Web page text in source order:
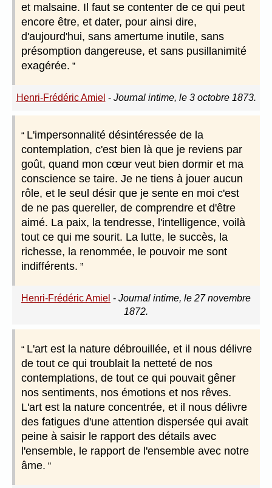
et malsaine. Il faut se contenter de ce qui peut
encore être, et dater, pour ainsi dire,
d'aujourd'hui, sans amertume inutile, sans
présomption dangereuse, et sans pusillanimité
exagérée.
Henri-Frédéric Amiel - Journal intime, le 3 octobre 1873.
L'impersonnalité désintéressée de la
contemplation, c'est bien là que je reviens par
goût, quand mon cœur veut bien dormir et ma
conscience se taire. Je ne tiens à jouer aucun
rôle, et le seul désir que je sente en moi c'est
de ne pas quereller, de comprendre et d'être
aimé. La paix, la tendresse, l'intelligence, voilà
tout ce qui me sourit. La lutte, le succès, la
richesse, la renommée, le pouvoir me sont
indifférents.
Henri-Frédéric Amiel - Journal intime, le 27 novembre
1872.
L'art est la nature débrouillée, et il nous délivre
de tout ce qui troublait la netteté de nos
contemplations, de tout ce qui pouvait gêner
nos sentiments, nos émotions et nos rêves.
L'art est la nature concentrée, et il nous délivre
des fatigues d'une attention dispersée qui avait
peine à saisir le rapport des détails avec
l'ensemble, le rapport de l'ensemble avec notre
âme.